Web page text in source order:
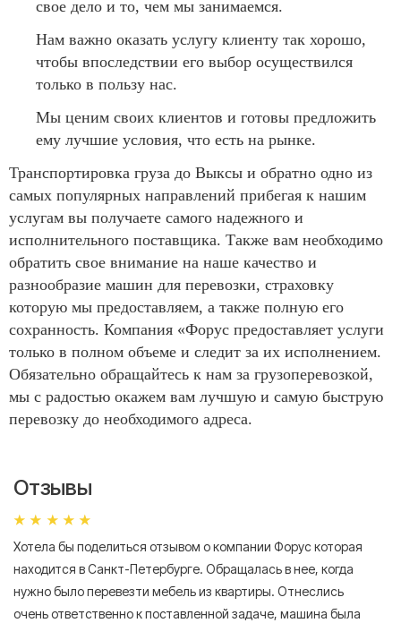
свое дело и то, чем мы занимаемся.
Нам важно оказать услугу клиенту так хорошо,
чтобы впоследствии его выбор осуществился
только в пользу нас.
Мы ценим своих клиентов и готовы предложить
ему лучшие условия, что есть на рынке.
Транспортировка груза до Выксы и обратно одно из
самых популярных направлений прибегая к нашим
услугам вы получаете самого надежного и
исполнительного поставщика. Также вам необходимо
обратить свое внимание на наше качество и
разнообразие машин для перевозки, страховку
которую мы предоставляем, а также полную его
сохранность. Компания «Форус предоставляет услуги
только в полном объеме и следит за их исполнением.
Обязательно обращайтесь к нам за грузоперевозкой,
мы с радостью окажем вам лучшую и самую быструю
перевозку до необходимого адреса.
Отзывы
Хотела бы поделиться отзывом о компании Форус которая
находится в Санкт-Петербурге. Обращалась в нее, когда
нужно было перевезти мебель из квартиры. Отнеслись
очень ответственно к поставленной задаче, машина была